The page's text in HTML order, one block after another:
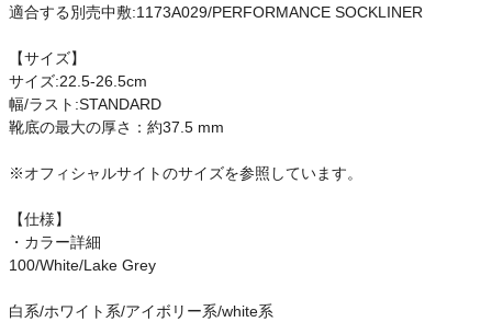
適合する別売中敷:1173A029/PERFORMANCE SOCKLINER
【サイズ】
サイズ:22.5-26.5cm
幅/ラスト:STANDARD
靴底の最大の厚さ：約37.5 mm
※オフィシャルサイトのサイズを参照しています。
【仕様】
・カラー詳細
100/White/Lake Grey
白系/ホワイト系/アイボリー系/white系